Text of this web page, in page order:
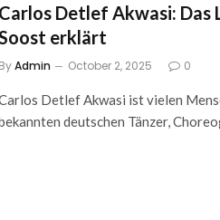
Carlos Detlef Akwasi: Das
erklärt
ByAdmin October 2, 2025 0
Detlef Akwasi ist vielen
deutschen Tänzer,